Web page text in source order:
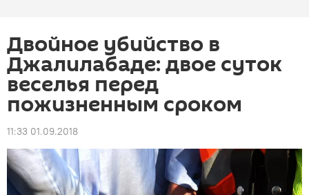
Двойное убийство в
Джалилабаде: двое суток
веселья перед
пожизненным сроком
11:33 01.09.2018